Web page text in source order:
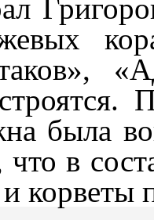
была
в
корветы